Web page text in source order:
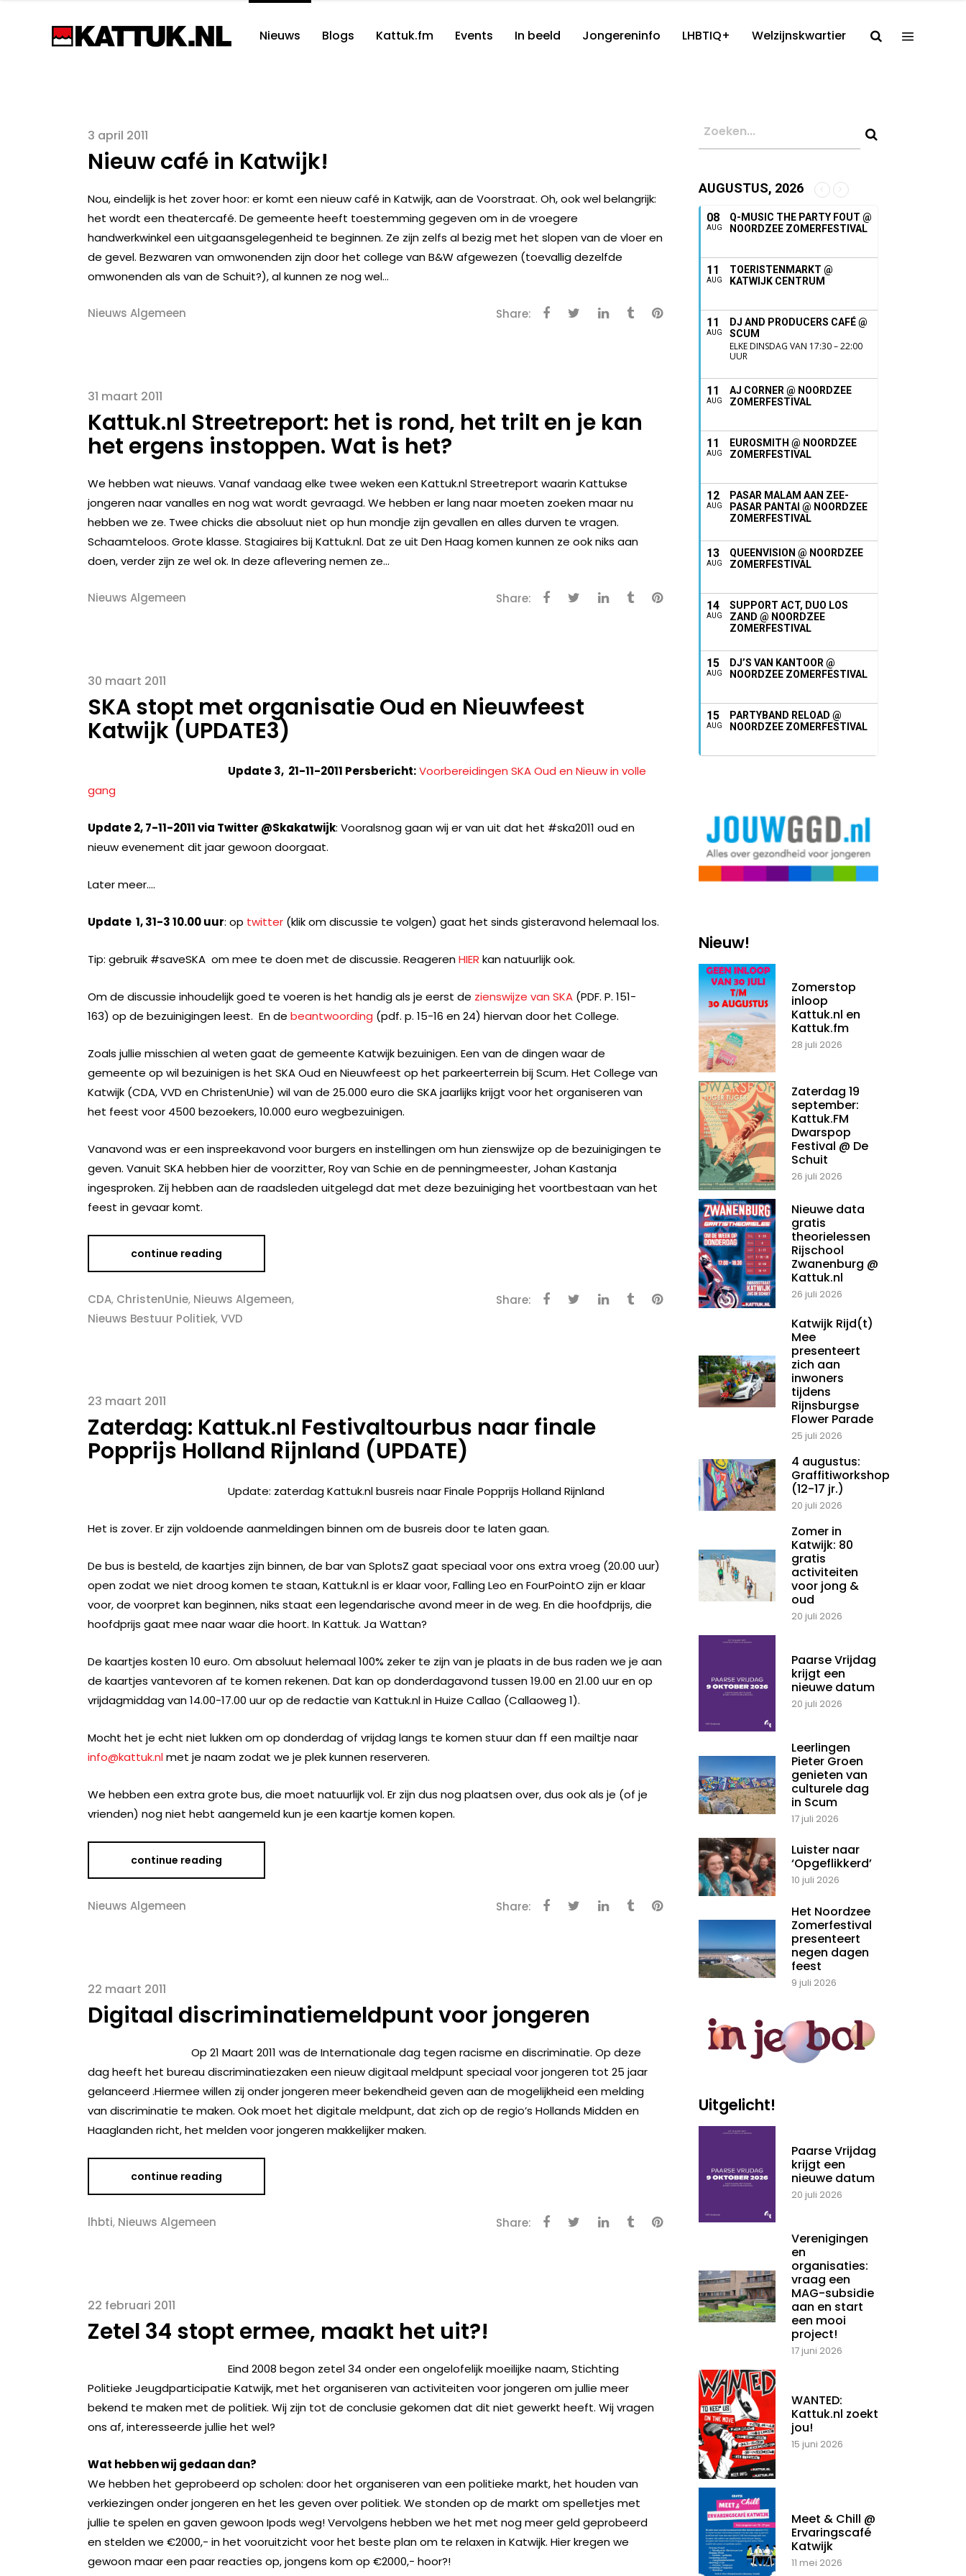
Nieuws Blogs Kattuk.fm Events In beeld Jongereninfo LHBTIQ+ Welzijnskwartier
3 april 2011
Nieuw café in Katwijk!
Nou, eindelijk is het zover hoor: er komt een nieuw café in Katwijk, aan de Voorstraat. Oh, ook wel belangrijk:
het wordt een theatercafé. De gemeente heeft toestemming gegeven om in de vroegere
handwerkwinkel een uitgaansgelegenheid te beginnen. Ze zijn zelfs al bezig met het slopen van de vloer en
de gevel. Bezwaren van omwonenden zijn door het college van B&W afgewezen (toevallig dezelfde
omwonenden als van de Schuit?), al kunnen ze nog wel...
Nieuws Algemeen Share:
31 maart 2011
Kattuk.nl Streetreport: het is rond, het trilt en je kan
het ergens instoppen. Wat is het?
We hebben wat nieuws. Vanaf vandaag elke twee weken een Kattuk.nl Streetreport waarin Kattukse
jongeren naar vanalles en nog wat wordt gevraagd. We hebben er lang naar moeten zoeken maar nu
hebben we ze. Twee chicks die absoluut niet op hun mondje zijn gevallen en alles durven te vragen.
Schaamteloos. Grote klasse. Stagiaires bij Kattuk.nl. Dat ze uit Den Haag komen kunnen ze ook niks aan
doen, verder zijn ze wel ok. In deze aflevering nemen ze...
Nieuws Algemeen Share:
30 maart 2011
SKA stopt met organisatie Oud en Nieuwfeest
Katwijk (UPDATE3)
Update 3, 21-11-2011 Persbericht:Voorbereidingen SKA Oud en Nieuw in volle
gang
Update 2, 7-11-2011 via Twitter @Skakatwijk: Vooralsnog gaan wij er van uit dat het #ska2011 oud en
nieuw evenement dit jaar gewoon doorgaat.
Later meer….
Update 1, 31-3 10.00 uur: op twitter (klik om discussie te volgen) gaat het sinds gisteravond helemaal los.
Tip: gebruik #saveSKA om mee te doen met de discussie. ReagerenHIER kan natuurlijk ook.
Om de discussie inhoudelijk goed te voeren is het handig als je eerst de zienswijze van SKA (PDF. P. 151-
163) op de bezuinigingen leest. En de beantwoording (pdf. p. 15-16 en 24) hiervan door het College.
Zoals jullie misschien al weten gaat de gemeente Katwijk bezuinigen. Een van de dingen waar de
gemeente op wil bezuinigen is het SKA Oud en Nieuwfeest op het parkeerterrein bij Scum. Het College van
Katwijk (CDA, VVD en ChristenUnie) wil van de 25.000 euro die SKA jaarlijks krijgt voor het organiseren van
het feest voor 4500 bezoekers, 10.000 euro wegbezuinigen.
Vanavond was er een inspreekavond voor burgers en instellingen om hun zienswijze op de bezuinigingen te
geven. Vanuit SKA hebben hier de voorzitter, Roy van Schie en de penningmeester, Johan Kastanja
ingesproken. Zij hebben aan de raadsleden uitgelegd dat met deze bezuiniging het voortbestaan van het
feest in gevaar komt.
continue reading
CDA, ChristenUnie, Nieuws Algemeen,
Nieuws Bestuur Politiek,VVD
Share:
23 maart 2011
Zaterdag: Kattuk.nl Festivaltourbus naar finale
Popprijs Holland Rijnland (UPDATE)
Update: zaterdag Kattuk.nl busreis naar Finale Popprijs Holland Rijnland
Het is zover. Er zijn voldoende aanmeldingen binnen om de busreis door te laten gaan.
De bus is besteld, de kaartjes zijn binnen, de bar van SplotsZ gaat speciaal voor ons extra vroeg (20.00 uur)
open zodat we niet droog komen te staan, Kattuk.nl is er klaar voor, Falling Leo en FourPointO zijn er klaar
voor, de voorpret kan beginnen, niks staat een legendarische avond meer in de weg. En die hoofdprijs, die
hoofdprijs gaat mee naar waar die hoort. In Kattuk. Ja Wattan?
De kaartjes kosten 10 euro. Om absoluut helemaal 100% zeker te zijn van je plaats in de bus raden we je aan
de kaartjes vantevoren af te komen rekenen. Dat kan op donderdagavond tussen 19.00 en 21.00 uur en op
vrijdagmiddag van 14.00-17.00 uur op de redactie van Kattuk.nl in Huize Callao (Callaoweg 1).
Mocht het je echt niet lukken om op donderdag of vrijdag langs te komen stuur dan ff een mailtje naar
info@kattuk.nlmet je naam zodat we je plek kunnen reserveren.
We hebben een extra grote bus, die moet natuurlijk vol. Er zijn dus nog plaatsen over, dus ook als je (of je
vrienden) nog niet hebt aangemeld kun je een kaartje komen kopen.
continue reading
Nieuws Algemeen Share:
22 maart 2011
Digitaal discriminatiemeldpunt voor jongeren
Op 21 Maart 2011 was de Internationale dag tegen racisme en discriminatie. Op deze
dag heeft het bureau discriminatiezaken een nieuw digitaal meldpunt speciaal voor jongeren tot 25 jaar
gelanceerd .Hiermee willen zij onder jongeren meer bekendheid geven aan de mogelijkheid een melding
van discriminatie te maken. Ook moet het digitale meldpunt, dat zich op de regio’s Hollands Midden en
Haaglanden richt, het melden voor jongeren makkelijker maken.
continue reading
lhbti, Nieuws Algemeen Share:
22 februari 2011
Zetel 34 stopt ermee, maakt het uit?!
Eind 2008 begon zetel 34 onder een ongelofelijk moeilijke naam, Stichting
Politieke Jeugdparticipatie Katwijk, met het organiseren van activiteiten voor jongeren om jullie meer
bekend te maken met de politiek. Wij zijn tot de conclusie gekomen dat dit niet gewerkt heeft. Wij vragen
ons af, interesseerde jullie het wel?
Wat hebben wij gedaan dan?
We hebben het geprobeerd op scholen: door het organiseren van een politieke markt, het houden van
verkiezingen onder jongeren en het les geven over politiek. We stonden op de markt om spelletjes met
jullie te spelen en gaven gewoon Ipods weg! Vervolgens hebben we het met nog meer geld geprobeerd
en stelden we €2000,- in het vooruitzicht voor het beste plan om te relaxen in Katwijk. Hier kregen we
gewoon maar een paar reacties op, jongens kom op €2000,- hoor?!
AUGUSTUS, 2026
08
AUG
Q-MUSIC THE PARTY FOUT @
NOORDZEE ZOMERFESTIVAL
11
AUG
TOERISTENMARKT @
KATWIJK CENTRUM
11
AUG
DJ AND PRODUCERS CAFÉ @
SCUM
ELKE DINSDAG VAN 17:30 – 22:00
UUR
11
AUG
AJ CORNER @ NOORDZEE
ZOMERFESTIVAL
11
AUG
EUROSMITH @ NOORDZEE
ZOMERFESTIVAL
12
AUG
PASAR MALAM AAN ZEE-
PASAR PANTAI @ NOORDZEE
ZOMERFESTIVAL
13
AUG
QUEENVISION @ NOORDZEE
ZOMERFESTIVAL
14
AUG
SUPPORT ACT, DUO LOS
ZAND @ NOORDZEE
ZOMERFESTIVAL
15
AUG
DJ’S VAN KANTOOR @
NOORDZEE ZOMERFESTIVAL
15
AUG
PARTYBAND RELOAD @
NOORDZEE ZOMERFESTIVAL
Nieuw!
Zomerstop
inloop
Kattuk.nl en
Kattuk.fm
28 juli 2026
Zaterdag 19
september:
Kattuk.FM
Dwarspop
Festival @ De
Schuit
26 juli 2026
Nieuwe data
gratis
theorielessen
Rijschool
Zwanenburg @
Kattuk.nl
26 juli 2026
Katwijk Rijd(t)
Mee
presenteert
zich aan
inwoners
tijdens
Rijnsburgse
Flower Parade
25 juli 2026
4 augustus:
Graffitiworkshop
(12-17 jr.)
20 juli 2026
Zomer in
Katwijk: 80
gratis
activiteiten
voor jong &
oud
20 juli 2026
Paarse Vrijdag
krijgt een
nieuwe datum
20 juli 2026
Leerlingen
Pieter Groen
genieten van
culturele dag
in Scum
17 juli 2026
Luister naar
‘Opgeflikkerd’
10 juli 2026
Het Noordzee
Zomerfestival
presenteert
negen dagen
feest
9 juli 2026
Uitgelicht!
Paarse Vrijdag
krijgt een
nieuwe datum
20 juli 2026
Verenigingen
en
organisaties:
vraag een
MAG-subsidie
aan en start
een mooi
project!
17 juni 2026
WANTED:
Kattuk.nl zoekt
jou!
15 juni 2026
Meet & Chill @
Ervaringscafé
Katwijk
11 mei 2026